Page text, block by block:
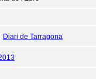
Diari de Tarragona